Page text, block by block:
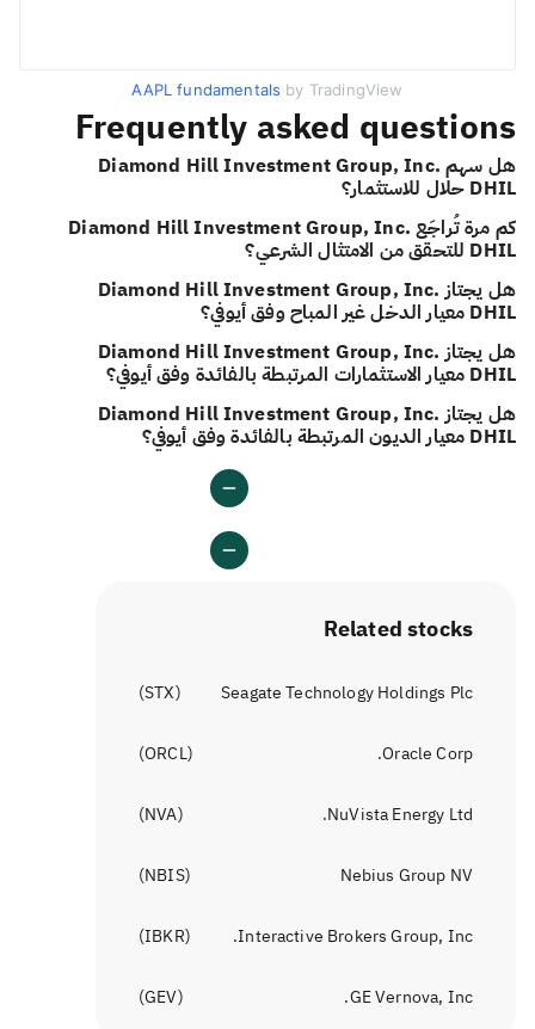
AAPL fundamentals by TradingView
Frequently asked questions
هل سهم Diamond Hill Investment Group, Inc.
DHIL حلال للاستثمار؟
كم مرة تُراجَع Diamond Hill Investment Group, Inc.
DHIL للتحقق من الامتثال الشرعي؟
هل يجتاز Diamond Hill Investment Group, Inc.
DHIL معيار الدخل غير المباح وفق أيوفي؟
هل يجتاز Diamond Hill Investment Group, Inc.
DHIL معيار الاستثمارات المرتبطة بالفائدة وفق أيوفي؟
هل يجتاز Diamond Hill Investment Group, Inc.
DHIL معيار الديون المرتبطة بالفائدة وفق أيوفي؟
Related stocks
Seagate Technology Holdings Plc
(
STX
)
Oracle Corp.
(
ORCL
)
NuVista Energy Ltd.
(
NVA
)
Nebius Group NV
(
NBIS
)
Interactive Brokers Group, Inc.
(
IBKR
)
GE Vernova, Inc.
(
GEV
)